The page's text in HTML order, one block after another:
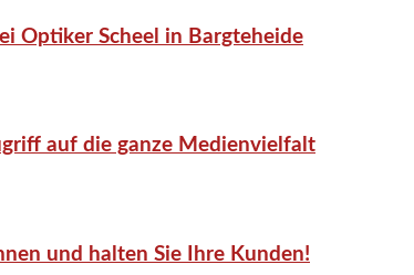
Optiker Scheel in Bargteheide
auf die ganze Medienvielfalt
und halten Sie Ihre Kunden!